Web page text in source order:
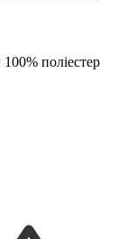
поліестер